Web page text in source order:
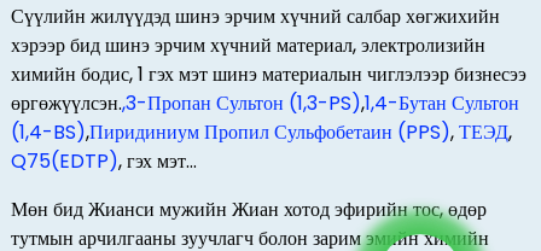
Сүүлийн жилүүдэд шинэ эрчим хүчний салбар хөгжихийн
хэрээр бид шинэ эрчим хүчний материал, электролизийн
химийн бодис, 1 гэх мэт шинэ материалын чиглэлээр бизнесээ
өргөжүүлсэн.,3-Пропан Сультон (1,3-PS),1,4-Бутан Сультон
(1,4-BS),Пиридиниум Пропил Сульфобетаин (PPS),ТЕЭД,
Q75(EDTP), гэх мэт...
Мөн бид Жианси мужийн Жиан хотод эфирийн тос, өдөр
тутмын арчилгааны зуучлагч болон зарим эмийн химийн